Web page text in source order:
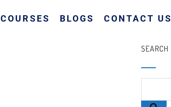
COURSES BLOGS CONTACT US
SEARCH